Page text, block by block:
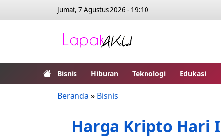
Jumat, 7 Agustus 2026 - 19:10
Bisnis Hiburan Teknologi Edukasi
Beranda » Bisnis
Harga Kripto Hari